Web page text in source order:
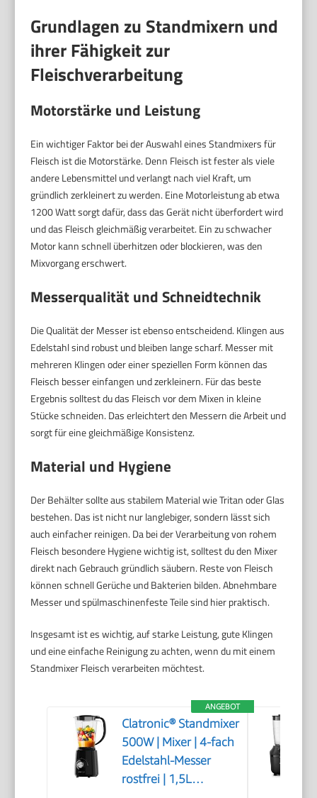
Grundlagen zu Standmixern und
ihrer Fähigkeit zur
Fleischverarbeitung
Motorstärke und Leistung
Ein wichtiger Faktor bei der Auswahl eines Standmixers für
Fleisch ist die Motorstärke. Denn Fleisch ist fester als viele
andere Lebensmittel und verlangt nach viel Kraft, um
gründlich zerkleinert zu werden. Eine Motorleistung ab etwa
1200 Watt sorgt dafür, dass das Gerät nicht überfordert wird
und das Fleisch gleichmäßig verarbeitet. Ein zu schwacher
Motor kann schnell überhitzen oder blockieren, was den
Mixvorgang erschwert.
Messerqualität und Schneidtechnik
Die Qualität der Messer ist ebenso entscheidend. Klingen aus
Edelstahl sind robust und bleiben lange scharf. Messer mit
mehreren Klingen oder einer speziellen Form können das
Fleisch besser einfangen und zerkleinern. Für das beste
Ergebnis solltest du das Fleisch vor dem Mixen in kleine
Stücke schneiden. Das erleichtert den Messern die Arbeit und
sorgt für eine gleichmäßige Konsistenz.
Material und Hygiene
Der Behälter sollte aus stabilem Material wie Tritan oder Glas
bestehen. Das ist nicht nur langlebiger, sondern lässt sich
auch einfacher reinigen. Da bei der Verarbeitung von rohem
Fleisch besondere Hygiene wichtig ist, solltest du den Mixer
direkt nach Gebrauch gründlich säubern. Reste von Fleisch
können schnell Gerüche und Bakterien bilden. Abnehmbare
Messer und spülmaschinenfeste Teile sind hier praktisch.
Insgesamt ist es wichtig, auf starke Leistung, gute Klingen
und eine einfache Reinigung zu achten, wenn du mit einem
Standmixer Fleisch verarbeiten möchtest.
ANGEBOT
Clatronic® Standmixer
500W | Mixer | 4-fach
Edelstahl-Messer
rostfrei | 1,5L